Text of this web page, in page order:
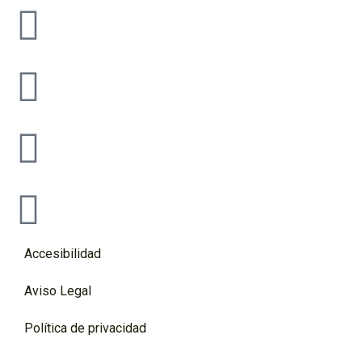
Accesibilidad
Aviso Legal
Política de privacidad